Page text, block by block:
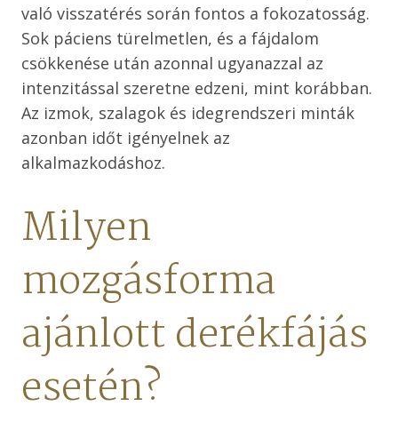
való visszatérés során fontos a fokozatosság.
Sok páciens türelmetlen, és a fájdalom
csökkenése után azonnal ugyanazzal az
intenzitással szeretne edzeni, mint korábban.
Az izmok, szalagok és idegrendszeri minták
azonban időt igényelnek az
alkalmazkodáshoz.
Milyen
mozgásforma
ajánlott derékfájás
esetén?